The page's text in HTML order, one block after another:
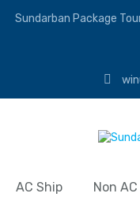
Sundarban Package
AC Ship Non